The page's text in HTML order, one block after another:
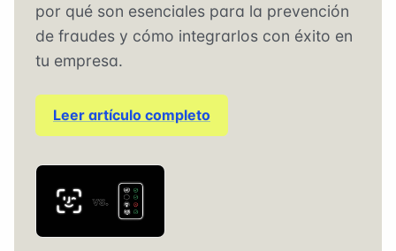
por qué son esenciales para la prevención
de fraudes y cómo integrarlos con éxito en
tu empresa.
Leer artículo completo